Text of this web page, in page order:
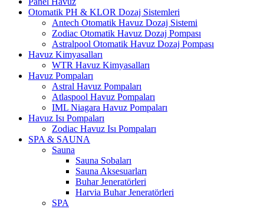
Otomatik PH & KLOR Dozaj Sistemleri
Antech Otomatik Havuz Dozaj Sistemi
Zodiac Otomatik Havuz Dozaj Pompası
Astralpool Otomatik Havuz Dozaj Pompası
Havuz Kimyasalları
WTR Havuz Kimyasalları
Havuz Pompaları
Astral Havuz Pompaları
Atlaspool Havuz Pompaları
IML Niagara Havuz Pompaları
Havuz Isı Pompaları
Zodiac Havuz Isı Pompaları
SPA & SAUNA
Sauna
Sauna Sobaları
Sauna Aksesuarları
Buhar Jeneratörleri
Harvia Buhar Jeneratörleri
SPA